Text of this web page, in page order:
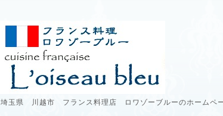
埼玉県 川越市 フランス料理店 ロワゾーブルーのホームペー